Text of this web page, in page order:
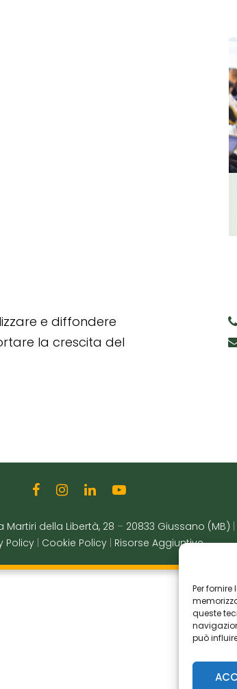
Per
queste
può
e diffondere
la crescita del
Martiri della Libertà, 28 – 20833 Giussano (MB)
Policy
Cookie Policy Risorse Aggiuntive